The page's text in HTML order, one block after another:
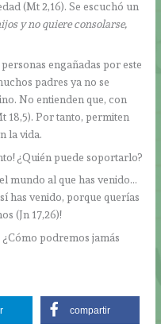
(Mt 2,16). Se escuchó un
y no quiere consolarse,
engañadas por este
padres ya no se
No entienden que, con
18,5). Por tanto, permiten
la vida.
¿Quién puede soportarlo?
mundo al que has venido…
has venido, porque querías
(Jn 17,26)!
podremos jamás
compartir